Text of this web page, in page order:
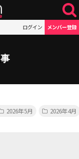
ログイン メンバー登録
2026年5月 2026年4月